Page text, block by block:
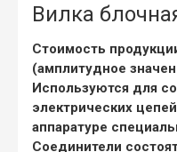
Вилка
Стоимость
(амплитудное
Используются для
электрических
аппаратуре
Соединители